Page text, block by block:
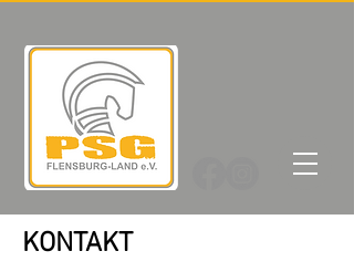
KONTAKT